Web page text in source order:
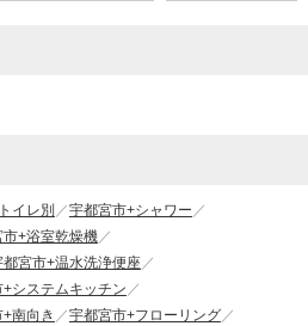
イレ別
宇都宮市+シャワー
市+浴室乾燥機
都宮市+温水洗浄便座
システムキッチン
南向き
宇都宮市+フローリング